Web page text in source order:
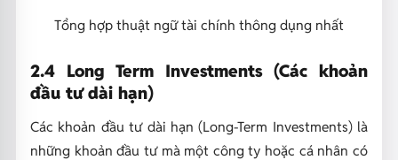
Tổng hợp thuật ngữ tài chính thông dụng nhất
2.4 Long Term Investments (Các khoản
đầu tư dài hạn)
Các khoản đầu tư dài hạn (Long-Term Investments) là
những khoản đầu tư mà một công ty hoặc cá nhân có